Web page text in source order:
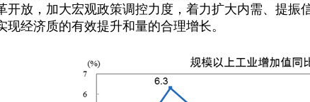
开放，加大宏观政策调控力度，着力扩大内需、提振
现经济质的有效提升和量的合理增长。